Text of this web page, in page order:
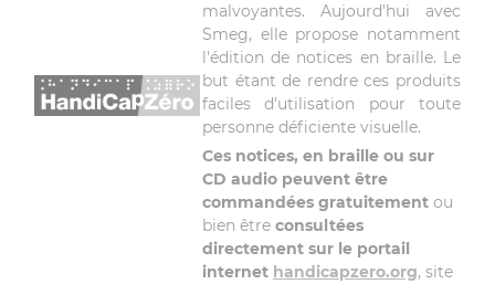
malvoyantes. Aujourd'hui avec
Smeg, elle propose notamment
l'édition de notices en braille. Le
but étant de rendre ces produits
faciles d'utilisation pour toute
personne déficiente visuelle.
Ces notices, en braille ou sur
CD audio peuvent être
commandées gratuitement ou
bien être consultées
directement sur le portail
internet handicapzero.org, site